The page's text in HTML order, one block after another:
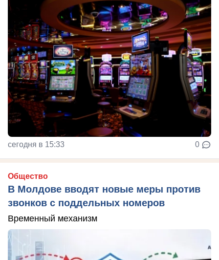
сегодня в 15:33 0
Общество
В Молдове вводят новые меры против
звонков с поддельных номеров
Временный механизм